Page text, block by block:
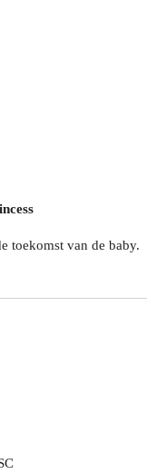
toekomst van de baby.